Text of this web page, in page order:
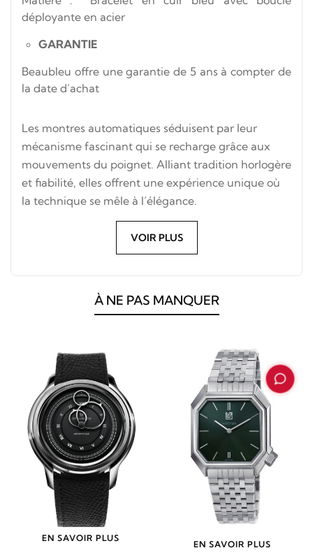
déployante en acier
GARANTIE
Beaubleu offre une garantie de 5 ans à compter de
la date d’achat
Les montres automatiques séduisent par leur
mécanisme fascinant qui se recharge grâce aux
mouvements du poignet. Alliant tradition horlogère
et fiabilité, elles offrent une expérience unique où
la technique se mêle à l’élégance.
VOIR PLUS
À NE PAS MANQUER
EN SAVOIR PLUS
EN SAVOIR PLUS